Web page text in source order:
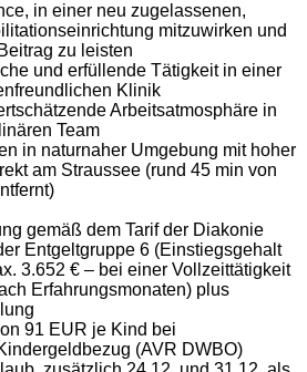
in einer neu zugelassenen,
mitzuwirken und
zu leisten
und erfüllende Tätigkeit in einer
Klinik
Arbeitsatmosphäre in
Team
in naturnaher Umgebung mit hoher
am Straussee (rund 45 min von
gemäß dem Tarif der Diakonie
Entgeltgruppe 6 (Einstiegsgehalt
3.652 € – bei einer Vollzeittätigkeit
Erfahrungsmonaten) plus
91 EUR je Kind bei
(AVR DWBO)